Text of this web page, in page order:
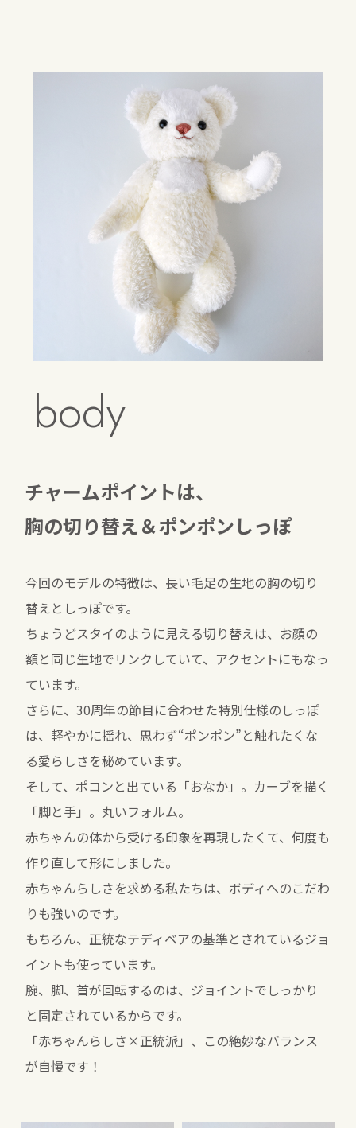
body
チャームポイントは、
胸の切り替え＆ポンポンしっぽ
今回のモデルの特徴は、長い毛足の生地の胸の切り
替えとしっぽです。
ちょうどスタイのように見える切り替えは、お顔の
額と同じ生地でリンクしていて、アクセントにもなっ
ています。
さらに、30周年の節目に合わせた特別仕様のしっぽ
は、軽やかに揺れ、思わず“ポンポン”と触れたくな
る愛らしさを秘めています。
そして、ポコンと出ている「おなか」。カーブを描く
「脚と手」。丸いフォルム。
赤ちゃんの体から受ける印象を再現したくて、何度も
作り直して形にしました。
赤ちゃんらしさを求める私たちは、ボディへのこだわ
りも強いのです。
もちろん、正統なテディベアの基準とされているジョ
イントも使っています。
腕、脚、首が回転するのは、ジョイントでしっかり
と固定されているからです。
「赤ちゃんらしさ×正統派」、この絶妙なバランス
が自慢です！